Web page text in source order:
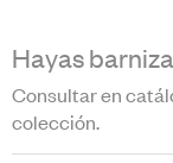
Hayas
Consultar en
colección.